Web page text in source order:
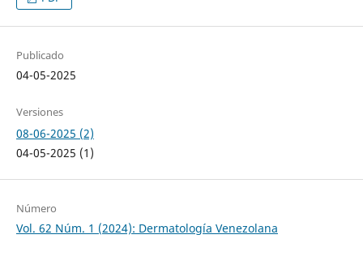
Publicado
04-05-2025
Versiones
08-06-2025 (2)
04-05-2025 (1)
Número
Vol. 62 Núm. 1 (2024): Dermatología Venezolana